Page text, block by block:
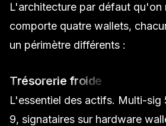
L'architecture par défaut qu'on
comporte quatre wallets,
un périmètre différents :
Trésorerie froide
L'essentiel des actifs. Multi-
9, signataires sur hardware